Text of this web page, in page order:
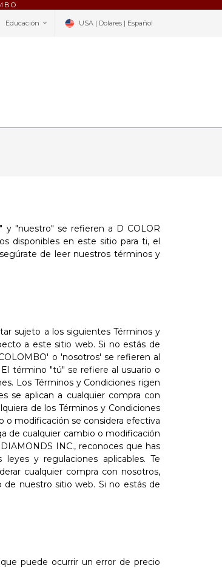
Educación USA | Dolares | Español
y "nuestro" se refieren a D COLOR
disponibles en este sitio para ti, el
de leer nuestros términos y
sujeto a los siguientes Términos y
a este sitio web. Si no estás de
o 'nosotros' se refieren al
término "tú" se refiere al usuario o
Los Términos y Condiciones rigen
se aplican a cualquier compra con
de los Términos y Condiciones
o modificación se considera efectiva
de cualquier cambio o modificación
INC., reconoces que has
y regulaciones aplicables. Te
cualquier compra con nosotros,
nuestro sitio web. Si no estás de
puede ocurrir un error de precio